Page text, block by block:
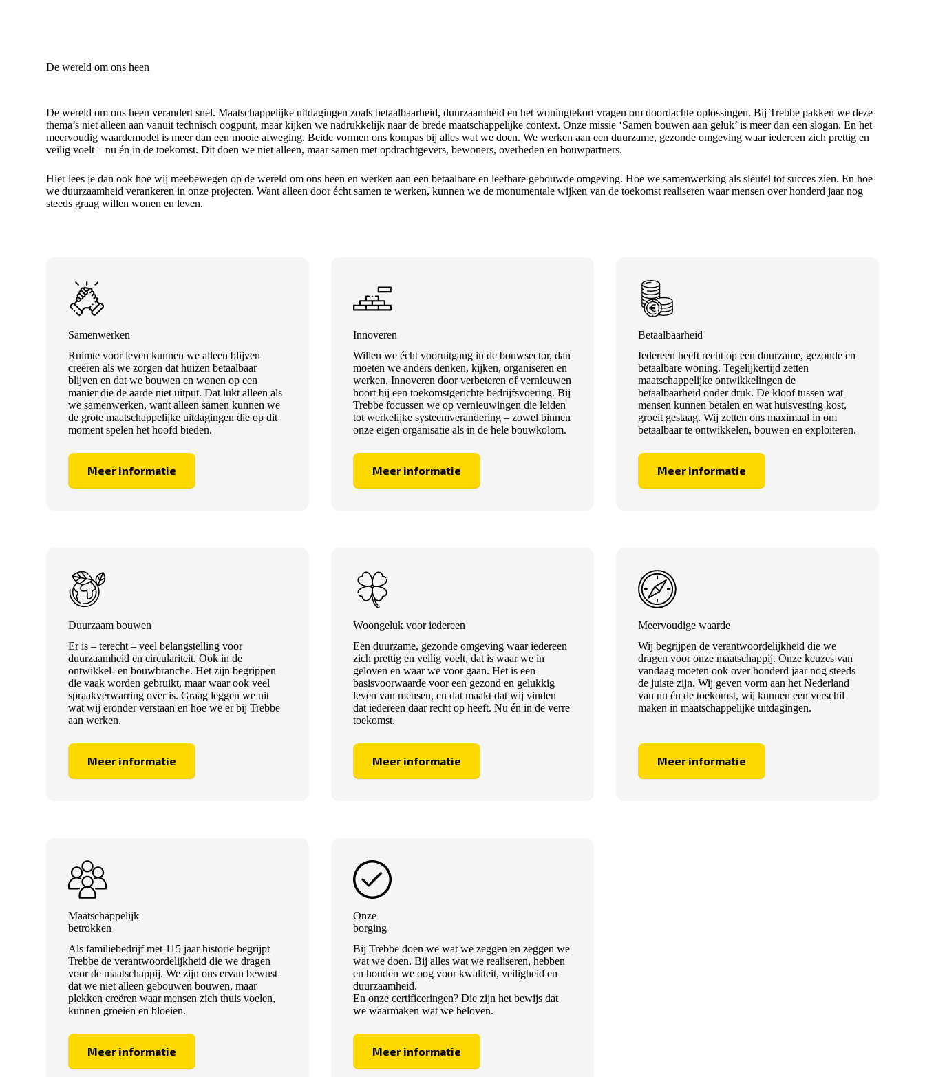
De wereld om ons heen
De wereld om ons heen verandert snel. Maatschappelijke uitdagingen zoals betaalbaarheid, duurzaamheid en het woningtekort vragen om doordachte oplossingen. Bij Trebbe pakken we deze
thema’s niet alleen aan vanuit technisch oogpunt, maar kijken we nadrukkelijk naar de brede maatschappelijke context. Onze missie ‘Samen bouwen aan geluk’ is meer dan een slogan. En het
meervoudig waardemodel is meer dan een mooie afweging. Beide vormen ons kompas bij alles wat we doen. We werken aan een duurzame, gezonde omgeving waar iedereen zich prettig en
veilig voelt – nu én in de toekomst. Dit doen we niet alleen, maar samen met opdrachtgevers, bewoners, overheden en bouwpartners.
Hier lees je dan ook hoe wij meebewegen op de wereld om ons heen en werken aan een betaalbare en leefbare gebouwde omgeving. Hoe we samenwerking als sleutel tot succes zien. En hoe
we duurzaamheid verankeren in onze projecten. Want alleen door écht samen te werken, kunnen we de monumentale wijken van de toekomst realiseren waar mensen over honderd jaar nog
steeds graag willen wonen en leven.
Samenwerken
Ruimte voor leven kunnen we alleen blijven
creëren als we zorgen dat huizen betaalbaar
blijven en dat we bouwen en wonen op een
manier die de aarde niet uitput. Dat lukt alleen als
we samenwerken, want alleen samen kunnen we
de grote maatschappelijke uitdagingen die op dit
moment spelen het hoofd bieden.
Meer informatie
Innoveren
Willen we écht vooruitgang in de bouwsector, dan
moeten we anders denken, kijken, organiseren en
werken. Innoveren door verbeteren of vernieuwen
hoort bij een toekomstgerichte bedrijfsvoering. Bij
Trebbe focussen we op vernieuwingen die leiden
tot werkelijke systeemverandering – zowel binnen
onze eigen organisatie als in de hele bouwkolom.
Meer informatie
Betaalbaarheid
Iedereen heeft recht op een duurzame, gezonde en
betaalbare woning. Tegelijkertijd zetten
maatschappelijke ontwikkelingen de
betaalbaarheid onder druk. De kloof tussen wat
mensen kunnen betalen en wat huisvesting kost,
groeit gestaag. Wij zetten ons maximaal in om
betaalbaar te ontwikkelen, bouwen en exploiteren.
Meer informatie
Duurzaam bouwen
Er is – terecht – veel belangstelling voor
duurzaamheid en circulariteit. Ook in de
ontwikkel- en bouwbranche. Het zijn begrippen
die vaak worden gebruikt, maar waar ook veel
spraakverwarring over is. Graag leggen we uit
wat wij eronder verstaan en hoe we er bij Trebbe
aan werken.
Meer informatie
Woongeluk voor iedereen
Een duurzame, gezonde omgeving waar iedereen
zich prettig en veilig voelt, dat is waar we in
geloven en waar we voor gaan. Het is een
basisvoorwaarde voor een gezond en gelukkig
leven van mensen, en dat maakt dat wij vinden
dat iedereen daar recht op heeft. Nu én in de verre
toekomst.
Meer informatie
Meervoudige waarde
Wij begrijpen de verantwoordelijkheid die we
dragen voor onze maatschappij. Onze keuzes van
vandaag moeten ook over honderd jaar nog steeds
de juiste zijn. Wij geven vorm aan het Nederland
van nu én de toekomst, wij kunnen een verschil
maken in maatschappelijke uitdagingen.
Meer informatie
Maatschappelijk
betrokken
Als familiebedrijf met 115 jaar historie begrijpt
Trebbe de verantwoordelijkheid die we dragen
voor de maatschappij. We zijn ons ervan bewust
dat we niet alleen gebouwen bouwen, maar
plekken creëren waar mensen zich thuis voelen,
kunnen groeien en bloeien.
Meer informatie
Onze
borging
Bij Trebbe doen we wat we zeggen en zeggen we
wat we doen. Bij alles wat we realiseren, hebben
en houden we oog voor kwaliteit, veiligheid en
duurzaamheid.
En onze certificeringen? Die zijn het bewijs dat
we waarmaken wat we beloven.
Meer informatie